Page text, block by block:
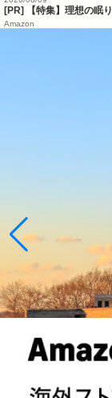
[PR] 【特集】理想の眠
Amazon